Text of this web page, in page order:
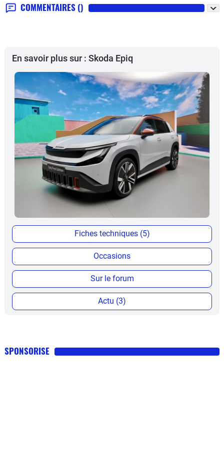
COMMENTAIRES ()
En savoir plus sur : Skoda Epiq
Fiches techniques (5)
Occasions
Sur le forum
Actu (3)
SPONSORISE